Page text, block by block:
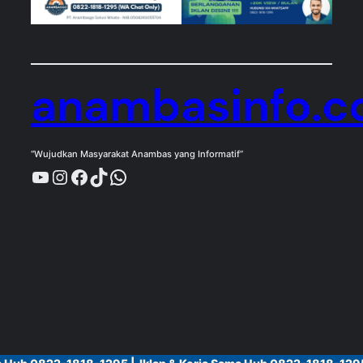
“Wujudkan Masyarakat Anambas yang Informatif”
YouTube
Instagram
Facebook
TikTok
WhatsApp